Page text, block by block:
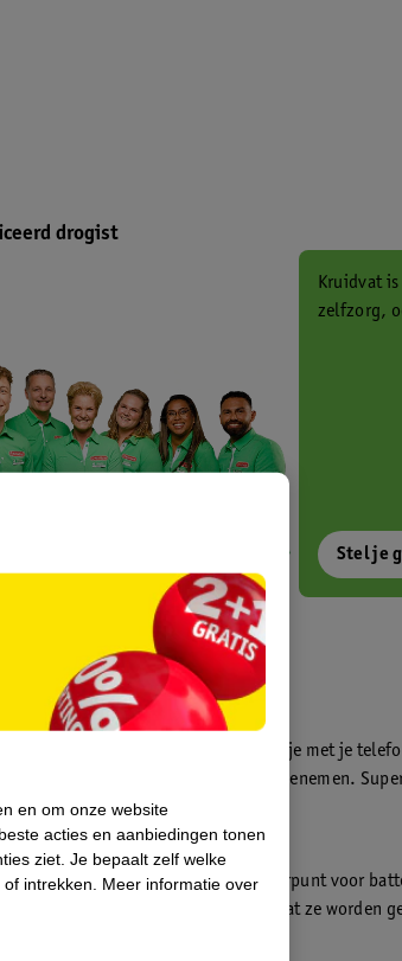
drogist
Kruidvat
zelfzorg,
Stel je
fotokiosk
winkel vind je een fotokiosk waarmee je met je
jouw foto’s direct kan meenemen.
inleverpunt
Kruidvat vind je een WeCycle inleverpunt voor
Deze kan je gratis inleveren zodat ze worden
en om onze website
acties en aanbiedingen tonen
ziet. Je bepaalt zelf welke
intrekken.
Meer informatie over